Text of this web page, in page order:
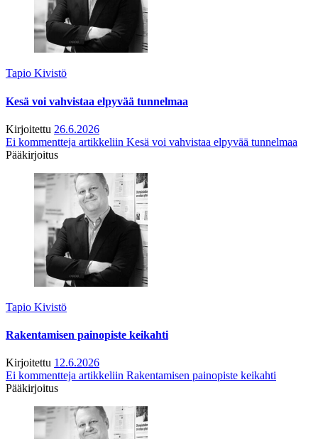
Tapio Kivistö
Kesä voi vahvistaa elpyvää tunnelmaa
Kirjoitettu 26.6.2026
Ei kommentteja artikkeliin Kesä voi vahvistaa elpyvää tunnelmaa
Pääkirjoitus
Tapio Kivistö
Rakentamisen painopiste keikahti
Kirjoitettu 12.6.2026
Ei kommentteja artikkeliin Rakentamisen painopiste keikahti
Pääkirjoitus